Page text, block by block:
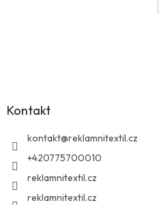
Kontakt
kontakt@reklamnitextil.cz
+420775700010
reklamnitextil.cz
reklamnitextil.cz